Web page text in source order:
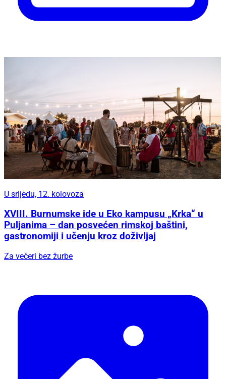
U srijedu, 12. kolovoza
XVIII. Burnumske ide u Eko kampusu „Krka“ u
Puljanima – dan posvećen rimskoj baštini,
gastronomiji i učenju kroz doživljaj
Za večeri bez žurbe